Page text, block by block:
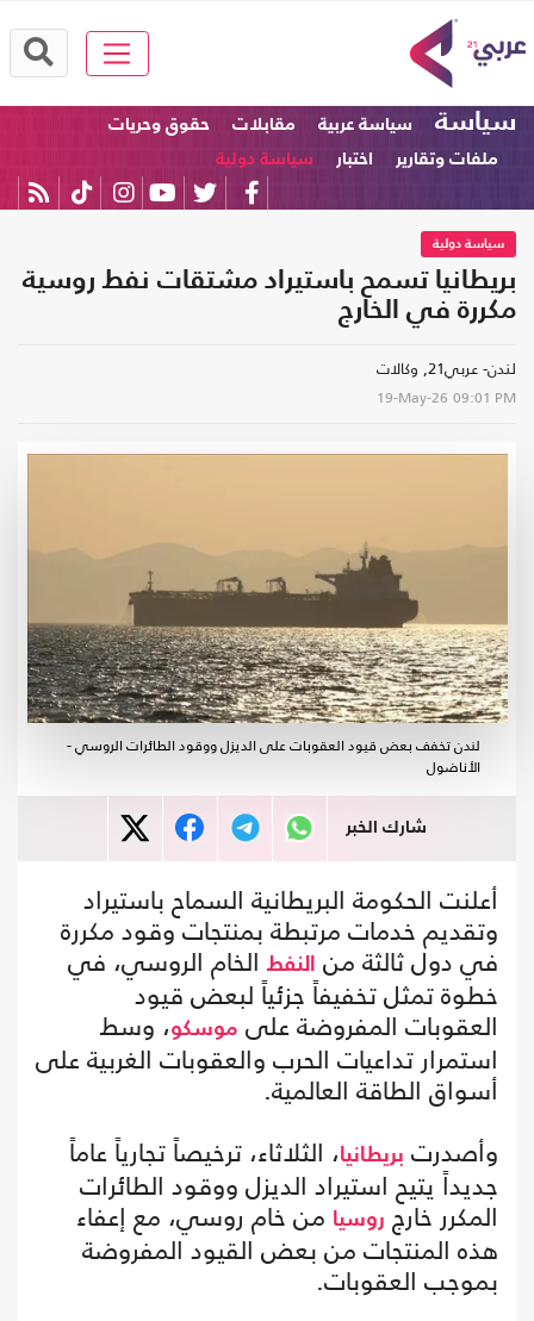
سياسة سياسة عربية مقابلات
حقوق وحريات
ملفات وتقارير
اختبار سياسة دولية
سياسة دولية
بريطانيا تسمح باستيراد مشتقات نفط روسية
مكررة في الخارج
لندن- عربي21, وكالات
19-May-26 09:01 PM
لندن تخفف بعض قيود العقوبات على الديزل ووقود الطائرات الروسي -
الأناضول
شارك الخبر
أعلنت الحكومة البريطانية السماح باستيراد
وتقديم خدمات مرتبطة بمنتجات وقود مكررة
في دول ثالثة من النفط الخام الروسي، في
خطوة تمثل تخفيفاً جزئياً لبعض قيود
العقوبات المفروضة على موسكو، وسط
استمرار تداعيات الحرب والعقوبات الغربية على
أسواق الطاقة العالمية.
وأصدرت بريطانيا، الثلاثاء، ترخيصاً تجارياً عاماً
جديداً يتيح استيراد الديزل ووقود الطائرات
المكرر خارج روسيا من خام روسي، مع إعفاء
هذه المنتجات من بعض القيود المفروضة
بموجب العقوبات.